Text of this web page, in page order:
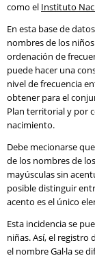
como el Instituto
En esta base de
nombres de los
ordenación de
puede hacer una
nivel de frecuencia
obtener para el
Plan territorial y por
nacimiento.
Debe mecionarse
de los nombres de
mayúsculas sin
posible distinguir
acento es el único
Esta incidencia se
niñas. Así, el registro
el nombre Gal·la se